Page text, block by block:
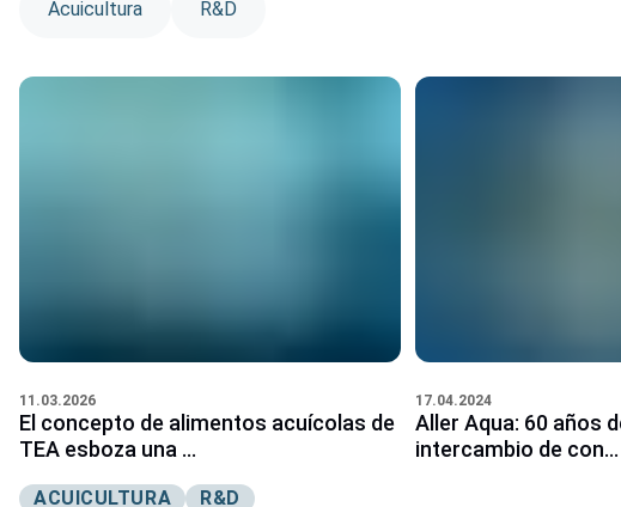
Acuicultura R&D
11.03.2026
El concepto de alimentos acuícolas de
TEA esboza una ...
ACUICULTURA R&D
17.04.2024
Aller Aqua: 60 años
intercambio de con...